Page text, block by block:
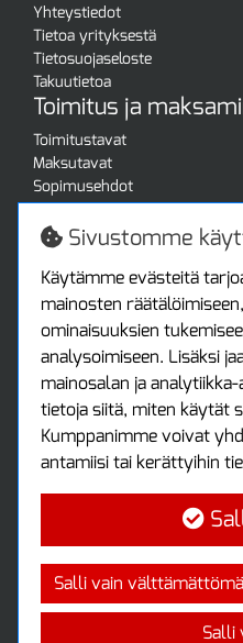
Yhteystiedot
Tietoa yrityksestä
Tietosuojaseloste
Takuutietoa
Toimitus ja
Toimitustavat
Maksutavat
Sopimusehdot
Turvallista ostamista
Jälleenmyyjille
Tax free / verovapaa myynti
Asiakastilini
Asiakastili
Luo tili
Kirjaudu sisään
Ota yhteyttä
Protools Oy
Tuottajankatu 13
Uutiskirje
Tilaa maksuton
Sivustomme
Käytämme evästeitä
mainosten
ominaisuuksien
analysoimiseen. Lisäksi
mainosalan ja
tietoja siitä, miten käytät
Kumppanimme voivat
antamiisi tai kerättyihin
Salli vain
Salli